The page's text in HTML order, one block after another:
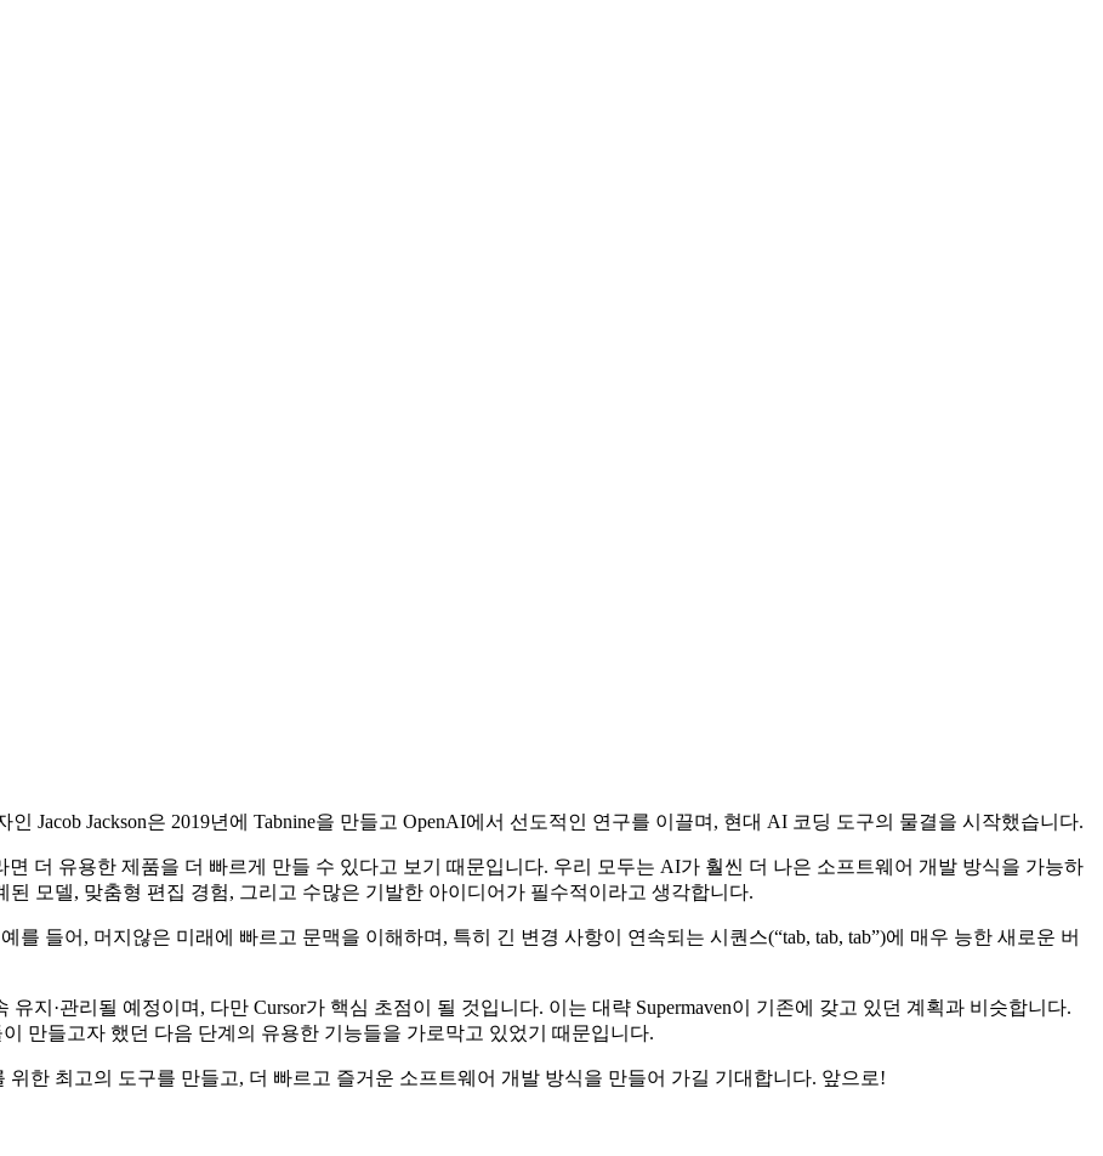
Jacob Jackson은 2019년에 Tabnine을 만들고 OpenAI에서 선도적인 연구를 이끌며, 현대 AI 코딩 도구의 물결을 시작했습니다.
더 유용한 제품을 더 빠르게 만들 수 있다고 보기 때문입니다. 우리 모두는 AI가 훨씬 더 나은 소프트웨어 개발 방식을 가능하
모델, 맞춤형 편집 경험, 그리고 수많은 기발한 아이디어가 필수적이라고 생각합니다.
들어, 머지않은 미래에 빠르고 문맥을 이해하며, 특히 긴 변경 사항이 연속되는 시퀀스(“tab, tab, tab”)에 매우 능한 새로운 버
유지·관리될 예정이며, 다만 Cursor가 핵심 초점이 될 것입니다. 이는 대략 Supermaven이 기존에 갖고 있던 계획과 비슷합니다.
만들고자 했던 다음 단계의 유용한 기능들을 가로막고 있었기 때문입니다.
위한 최고의 도구를 만들고, 더 빠르고 즐거운 소프트웨어 개발 방식을 만들어 가길 기대합니다. 앞으로!